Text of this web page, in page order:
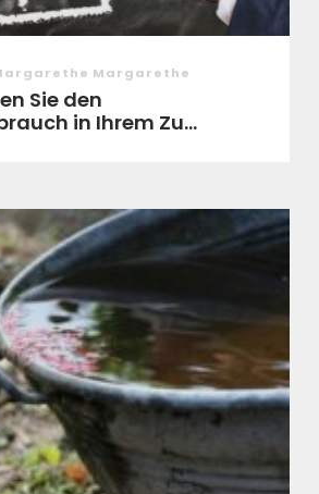
Margarethe
Sie den
in Ihrem Zu...